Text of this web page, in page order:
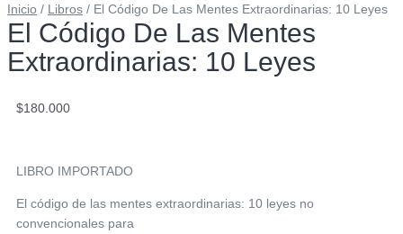
Inicio / Libros / El Código De Las Mentes Extraordinarias: 10 Leyes
El Código De Las Mentes
Extraordinarias: 10 Leyes
$180.000
LIBRO IMPORTADO
El código de las mentes extraordinarias: 10 leyes no
convencionales para